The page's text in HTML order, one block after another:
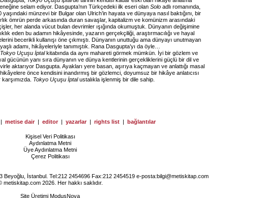
selam ediyor. Dasgupta’nın Türkçedeki ilk eseri olan Solo adlı romanında,
yaşındaki münzevi bir Bulgar olan Ulrich’in hayata ve dünyaya nasıl baktığını, bir
ömrün perde arkasında duran savaşlar, kapitalizm ve komünizm arasındaki
her alanda vücut bulan devrimler ışığında okumuştuk. Dünyanın değişimine
eden bu adamın hikâyesinde, yazarın gerçekçiliği, araştırmacılığı ve hayal
becerikli kullanışı öne çıkmıştı. Dünyanın unuttuğu ama dünyayı unutmayan
adamı, hikâyeleriyle tanımıştık. Rana Dasgupta’yı da öyle…
Tokyo Uçuşu İptalkitabında da aynı mahareti görmek mümkün. İyi bir gözlem ve
gücünün yanı sıra dünyanın ve dünya kentlerinin gerçekliklerini güçlü bir dil ve
aktarıyor Dasgupta. Ayakları yere basan, aşırıya kaçmayan ve anlattığı masal
önce kendisini inandırmış bir gözlemci, doyumsuz bir hikâye anlatıcısı
Tokyo Uçuşu İptalustalıkla işlenmiş bir dile sahip.
| metise dair | editor | yazarlar | rights list | bağlantılar
Kişisel Veri Politikası
Aydınlatma Metni
Üye Aydınlatma Metni
Çerez Politikası
Beyoğlu, İstanbul. Tel:212 2454696 Fax:212 2454519 e-posta:bilgi@metiskitap.com
metiskitap.com 2026. Her hakkı saklıdır.
Site Üretimi ModusNova